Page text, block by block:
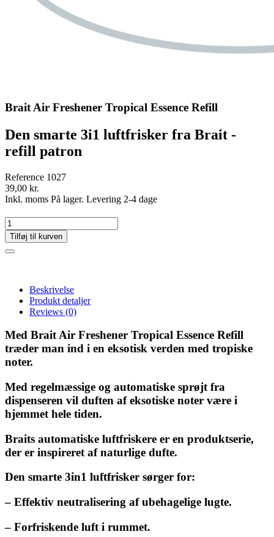
Brait Air Freshener Tropical Essence Refill
Den smarte 3i1 luftfrisker fra Brait -
refill patron
Reference 1027
39,00 kr.
Inkl. moms På lager. Levering 2-4 dage
Tilføj til kurven
Beskrivelse
Produkt detaljer
Reviews (0)
Med Brait Air Freshener Tropical Essence Refill
træder man ind i en eksotisk verden med tropiske
noter.
Med regelmæssige og automatiske sprøjt fra
dispenseren vil duften af eksotiske noter være i
hjemmet hele tiden.
Braits automatiske luftfriskere er en produktserie,
der er inspireret af naturlige dufte.
Den smarte 3in1 luftfrisker sørger for:
– Effektiv neutralisering af ubehagelige lugte.
– Forfriskende luft i rummet.